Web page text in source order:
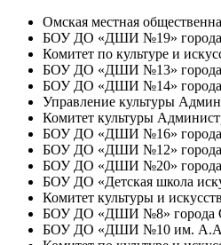
Омская местная
БОУ ДО «ДШИ №19» города
Комитет по культуре и
БОУ ДО «ДШИ №13» города
БОУ ДО «ДШИ №14» города
Управление культуры
Комитет культуры
БОУ ДО «ДШИ №16» города
БОУ ДО «ДШИ №12» города
БОУ ДО «ДШИ №20» города
БОУ ДО «Детская школа
Комитет культуры и
БОУ ДО «ДШИ №8» города
БОУ ДО «ДШИ №10 им. А.А.